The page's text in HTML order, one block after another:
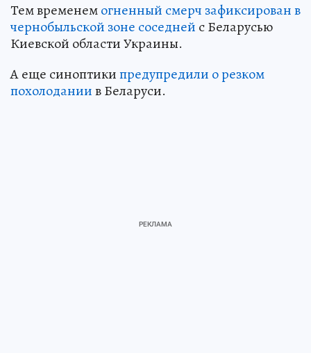
Тем временемогненный смерч зафиксирован в
чернобыльской зоне соседней с Беларусью
Киевской области Украины.
А еще синоптикипредупредили о резком
похолоданиив Беларуси.